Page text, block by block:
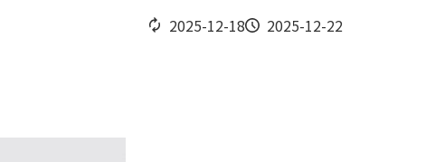
2025-12-18 2025-12-22